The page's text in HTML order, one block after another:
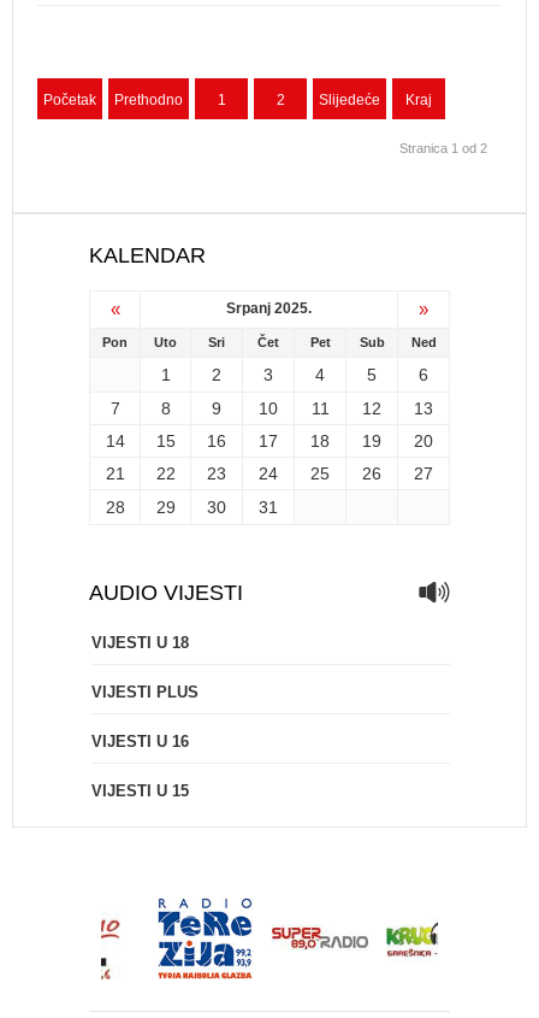
Početak Prethodno 1 2 Slijedeće Kraj
Stranica 1 od 2
KALENDAR
« Srpanj 2025. »
Pon Uto Sri Čet Pet Sub Ned
1 2 3 4 5
6
7
8 9 10 11 12
13
14
15 16 17 18 19
20
21
22 23 24 25 26
27
28
29 30 31
AUDIO VIJESTI
VIJESTI U 18
VIJESTI PLUS
VIJESTI U 16
VIJESTI U 15